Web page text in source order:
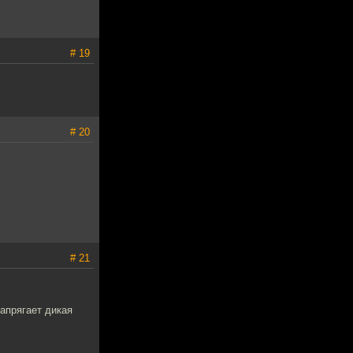
# 19
# 20
# 21
дикая